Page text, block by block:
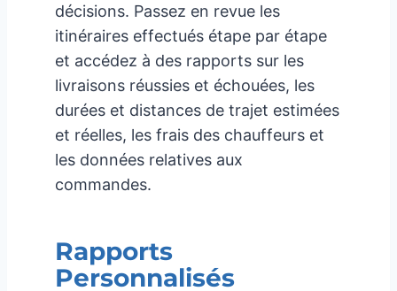
décisions. Passez en revue les
itinéraires effectués étape par étape
et accédez à des rapports sur les
livraisons réussies et échouées, les
durées et distances de trajet estimées
et réelles, les frais des chauffeurs et
les données relatives aux
commandes.
Rapports
Personnalisés